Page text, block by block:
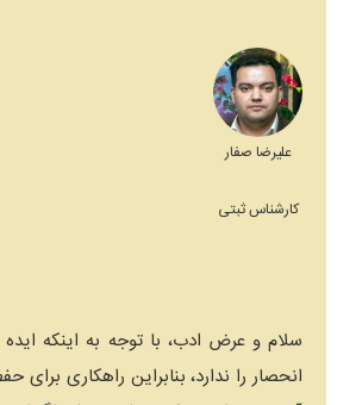
علیرضا صفار
کارشناس ثبتی
سلام و عرض ادب، با توجه به اینکه
انحصار را ندارد، بنابراین راهکاری برای